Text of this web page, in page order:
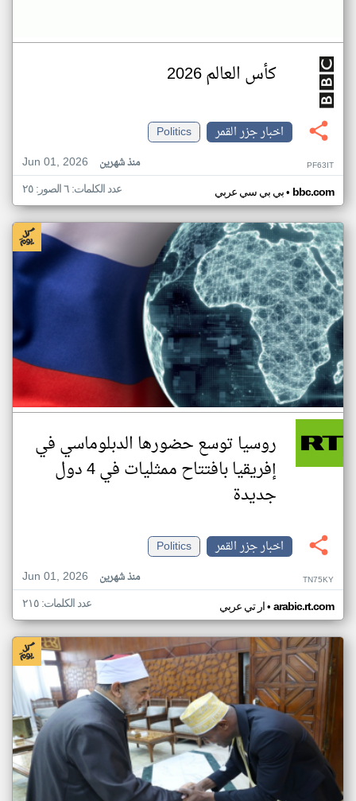
كأس العالم 2026
اخبار جزر القمر
Politics
Jun 01, 2026
منذ شهرين PF63IT
بي بي سي عربي• bbc.com عدد الكلمات: ٦ الصور: ٢٥
روسيا توسع حضورها الدبلوماسي في
إفريقيا بافتتاح ممثليات في 4 دول
جديدة
اخبار جزر القمر
Politics
Jun 01, 2026
منذ شهرين TN75KY
ار تي عربي• arabic.rt.com عدد الكلمات: ٢١٥